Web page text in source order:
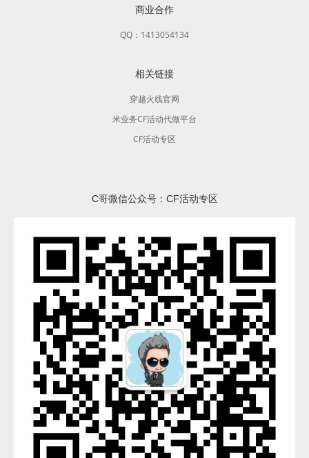
商业合作
QQ：1413054134
相关链接
穿越火线官网
米业务CF活动代做平台
CF活动专区
C哥微信公众号：CF活动专区